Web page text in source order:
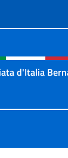
d'Italia